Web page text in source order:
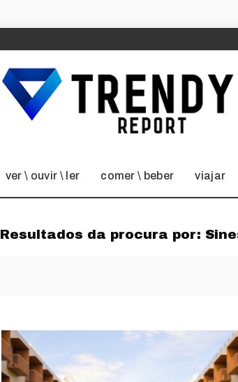
ver \ ouvir \ ler comer \ beber viajar
Resultados da procura por: